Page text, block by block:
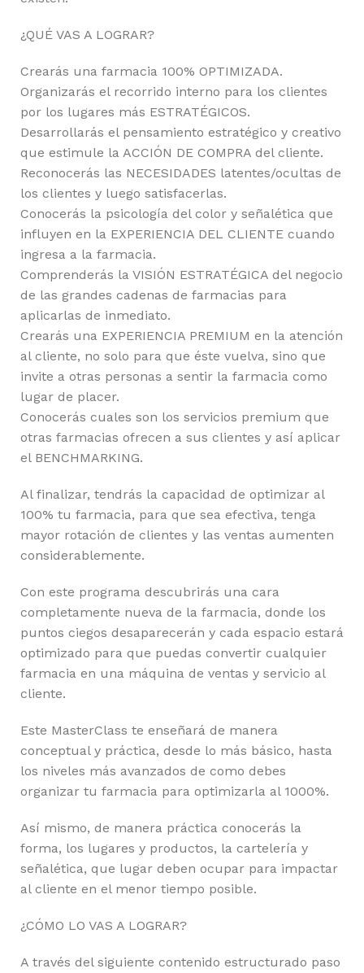
¿QUÉ VAS A LOGRAR?
Crearás una farmacia 100% OPTIMIZADA.
Organizarás el recorrido interno para los clientes
por los lugares más ESTRATÉGICOS.
Desarrollarás el pensamiento estratégico y creativo
que estimule la ACCIÓN DE COMPRA del cliente.
Reconocerás las NECESIDADES latentes/ocultas de
los clientes y luego satisfacerlas.
Conocerás la psicología del color y señalética que
influyen en la EXPERIENCIA DEL CLIENTE cuando
ingresa a la farmacia.
Comprenderás la VISIÓN ESTRATÉGICA del negocio
de las grandes cadenas de farmacias para
aplicarlas de inmediato.
Crearás una EXPERIENCIA PREMIUM en la atención
al cliente, no solo para que éste vuelva, sino que
invite a otras personas a sentir la farmacia como
lugar de placer.
Conocerás cuales son los servicios premium que
otras farmacias ofrecen a sus clientes y así aplicar
el BENCHMARKING.
Al finalizar, tendrás la capacidad de optimizar al
100% tu farmacia, para que sea efectiva, tenga
mayor rotación de clientes y las ventas aumenten
considerablemente.
Con este programa descubrirás una cara
completamente nueva de la farmacia, donde los
puntos ciegos desaparecerán y cada espacio estará
optimizado para que puedas convertir cualquier
farmacia en una máquina de ventas y servicio al
cliente.
Este MasterClass te enseñará de manera
conceptual y práctica, desde lo más básico, hasta
los niveles más avanzados de como debes
organizar tu farmacia para optimizarla al 1000%.
Así mismo, de manera práctica conocerás la
forma, los lugares y productos, la cartelería y
señalética, que lugar deben ocupar para impactar
al cliente en el menor tiempo posible.
¿CÓMO LO VAS A LOGRAR?
A través del siguiente contenido estructurado paso